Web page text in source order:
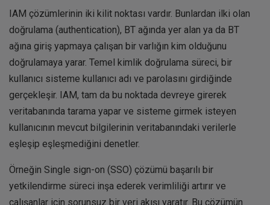
IAM çözümlerinin iki kilit noktası vardır. Bunlardan ilki olan
doğrulama (authentication), BT ağında yer alan ya da BT
ağına giriş yapmaya çalışan bir varlığın kim olduğunu
doğrulamaya yarar. Temel kimlik doğrulama süreci, bir
kullanıcı sisteme kullanıcı adı ve parolasını girdiğinde
gerçekleşir. IAM, tam da bu noktada devreye girerek
veritabanında tarama yapar ve sisteme girmek isteyen
kullanıcının mevcut bilgilerinin veritabanındaki verilerle
eşleşip eşleşmediğini denetler.
Örneğin Single sign-on (SSO) çözümü başarılı bir
yetkilendirme süreci inşa ederek verimliliği artırır ve
çalışanlar için sorunsuz bir veri akışı yaratır. Bu çözümün